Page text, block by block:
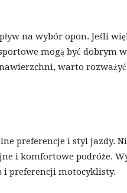
na wybór opon. Jeśli
mogą być dobrym
warto rozważyć
preferencje i styl jazdy.
i komfortowe podróże.
i preferencji motocyklisty.